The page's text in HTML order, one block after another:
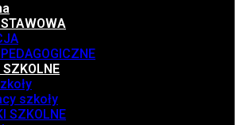
SZKOLNE
szkoły
SZKOLNE